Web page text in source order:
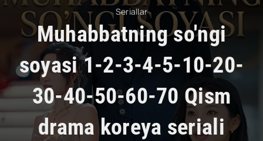
Seriallar
Muhabbatning so'ngi
soyasi 1-2-3-4-5-10-20-
30-40-50-60-70 Qism
drama koreya seriali